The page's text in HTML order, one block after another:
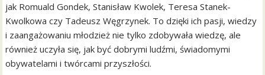
jak Romuald Gondek, Stanisław Kwolek, Teresa Stanek-
Kwolkowa czy Tadeusz Węgrzynek. To dzięki ich pasji, wiedzy
i zaangażowaniu młodzież nie tylko zdobywała wiedzę, ale
również uczyła się, jak być dobrymi ludźmi, świadomymi
obywatelami i twórcami przyszłości.